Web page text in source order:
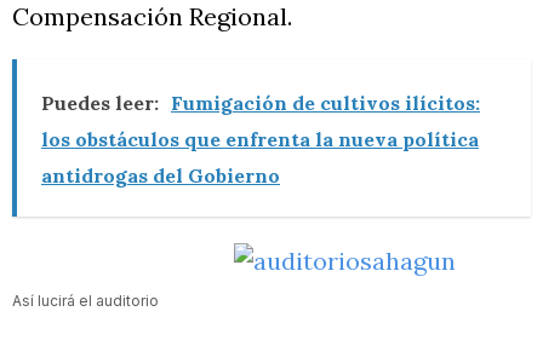
Compensación Regional.
Puedes leer: Fumigación de cultivos ilícitos:
los obstáculos que enfrenta la nueva política
antidrogas del Gobierno
Así lucirá el auditorio